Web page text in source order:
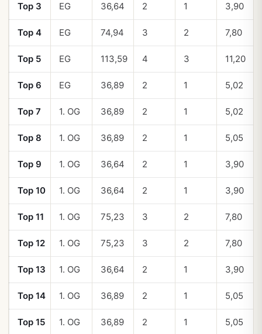
Top 3 EG 36,64 2 1 3,90
Top 4 EG 74,94 3 2 7,80
Top 5 EG 113,59 4 3 11,20
Top 6 EG 36,89 2 1 5,02
Top 7 1. OG 36,89 2 1 5,02
Top 8 1. OG 36,89 2 1 5,05
Top 9 1. OG 36,64 2 1 3,90
Top 10 1. OG 36,64 2 1 3,90
Top 11 1. OG 75,23 3 2 7,80
Top 12 1. OG 75,23 3 2 7,80
Top 13 1. OG 36,64 2 1 3,90
Top 14 1. OG 36,89 2 1 5,05
Top 15 1. OG 36,89 2 1 5,05